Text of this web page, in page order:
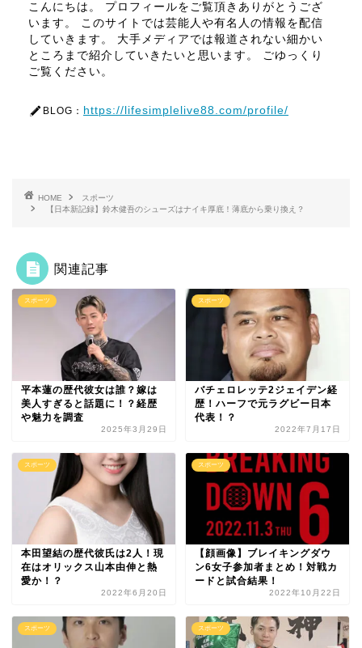
こんにちは。 プロフィールをご覧頂きありがとうござ
います。 このサイトでは芸能人や有名人の情報を配信
していきます。 大手メディアでは報道されない細かい
ところまで紹介していきたいと思います。 ごゆっくり
ご覧ください。
BLOG： https://lifesimplelive88.com/profile/
HOME
スポーツ
【日本新記録】鈴木健吾のシューズはナイキ厚底！薄底から乗り換え？
関連記事
スポーツ
平本蓮の歴代彼女は誰？嫁は
美人すぎると話題に！？経歴
や魅力を調査
2025年3月29日
スポーツ
バチェロレッテ2ジェイデン経
歴！ハーフで元ラグビー日本
代表！？
2022年7月17日
スポーツ
本田望結の歴代彼氏は2人！現
在はオリックス山本由伸と熱
愛か！？
2022年6月20日
スポーツ
【顔画像】ブレイキングダウ
ン6女子参加者まとめ！対戦カ
ードと試合結果！
2022年10月22日
スポーツ スポーツ